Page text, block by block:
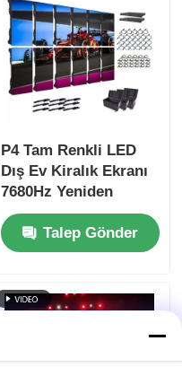
P4 Tam Renkli LED
Dış Ev Kiralık Ekranı
7680Hz Yeniden
Yükleme Hızı ve IP65
HD Video Duvar
Ekranı için Su
Talep Gönder